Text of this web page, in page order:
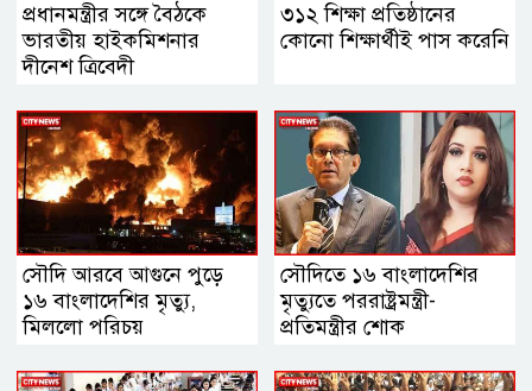
প্রধানমন্ত্রীর সঙ্গে বৈঠকে
ভারতীয় হাইকমিশনার
দীনেশ ত্রিবেদী
৩১২ শিক্ষা প্রতিষ্ঠানের
কোনো শিক্ষার্থীই পাস করেনি
সৌদি আরবে আগুনে পুড়ে
১৬ বাংলাদেশির মৃত্যু,
মিললো পরিচয়
সৌদিতে ১৬ বাংলাদেশির
মৃত্যুতে পররাষ্ট্রমন্ত্রী-
প্রতিমন্ত্রীর শোক